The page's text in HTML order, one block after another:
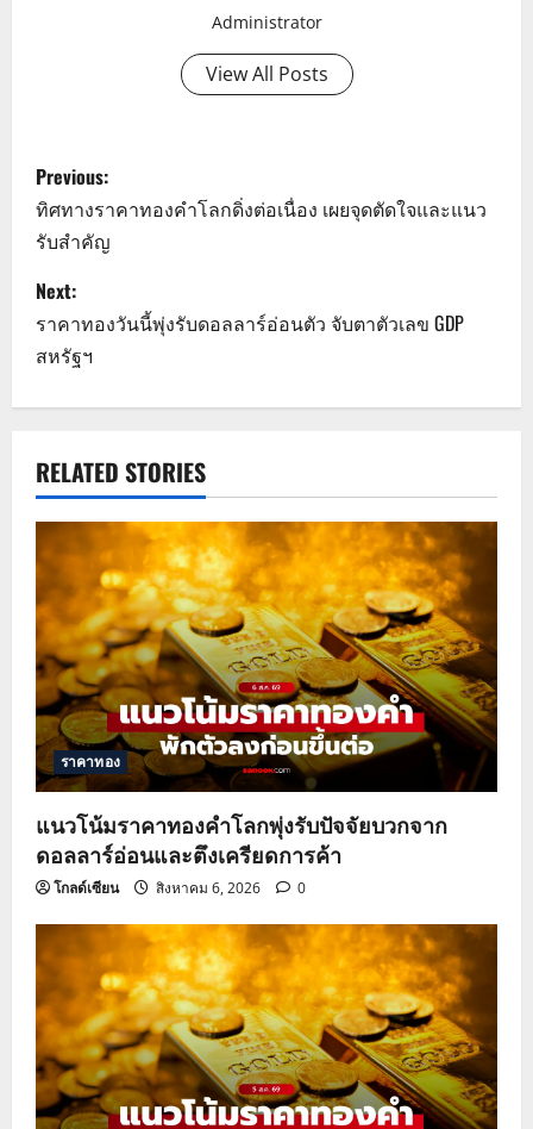
Administrator
View All Posts
P
o
s
t
n
a
v
i
g
a
t
i
o
n
Previous:
ทิศทางราคาทองคำโลกดิ่งต่อเนื่อง เผยจุดตัดใจและแนว
รับสำคัญ
Next:
ราคาทองวันนี้พุ่งรับดอลลาร์อ่อนตัว จับตาตัวเลข GDP
สหรัฐฯ
RELATED STORIES
ราคาทอง
แนวโน้มราคาทองคำโลกพุ่งรับปัจจัยบวกจาก
ดอลลาร์อ่อนและตึงเครียดการค้า
โกลด์เซียน สิงหาคม 6, 2026 0